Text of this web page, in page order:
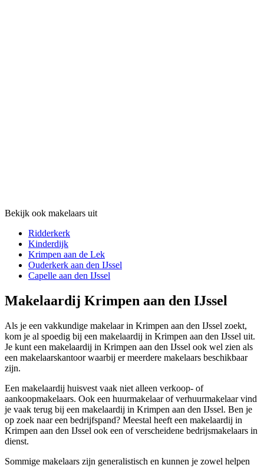
Bekijk ook makelaars uit
Ridderkerk
Kinderdijk
Krimpen aan de Lek
Ouderkerk aan den IJssel
Capelle aan den IJssel
Makelaardij Krimpen aan den IJssel
Als je een vakkundige makelaar in Krimpen aan den IJssel zoekt,
kom je al spoedig bij een makelaardij in Krimpen aan den IJssel uit.
Je kunt een makelaardij in Krimpen aan den IJssel ook wel zien als
een makelaarskantoor waarbij er meerdere makelaars beschikbaar
zijn.
Een makelaardij huisvest vaak niet alleen verkoop- of
aankoopmakelaars. Ook een huurmakelaar of verhuurmakelaar vind
je vaak terug bij een makelaardij in Krimpen aan den IJssel. Ben je
op zoek naar een bedrijfspand? Meestal heeft een makelaardij in
Krimpen aan den IJssel ook een of verscheidene bedrijsmakelaars in
dienst.
Sommige makelaars zijn generalistisch en kunnen je zowel helpen